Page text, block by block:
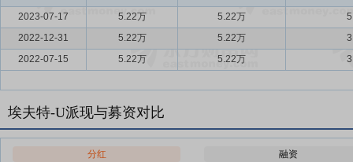
2023-07-17 5.22万 5.22万
2022-12-31
5.22万 5.22万
2022-07-15
5.22万 5.22万
埃夫特-U派现与募资对比
分红 融资